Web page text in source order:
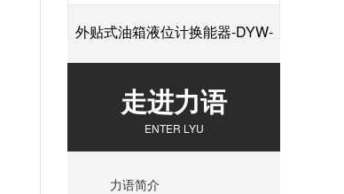
外贴式油箱液位计换能器-DYW-
2M-01F
走进力语
ENTER LYU
力语简介